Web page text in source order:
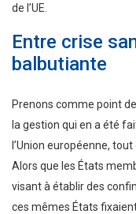
de l’UE.
Entre crise
balbutiante
Prenons comme point
la gestion qui en a été
l’Union européenne,
Alors que les États
visant à établir des
ces mêmes États